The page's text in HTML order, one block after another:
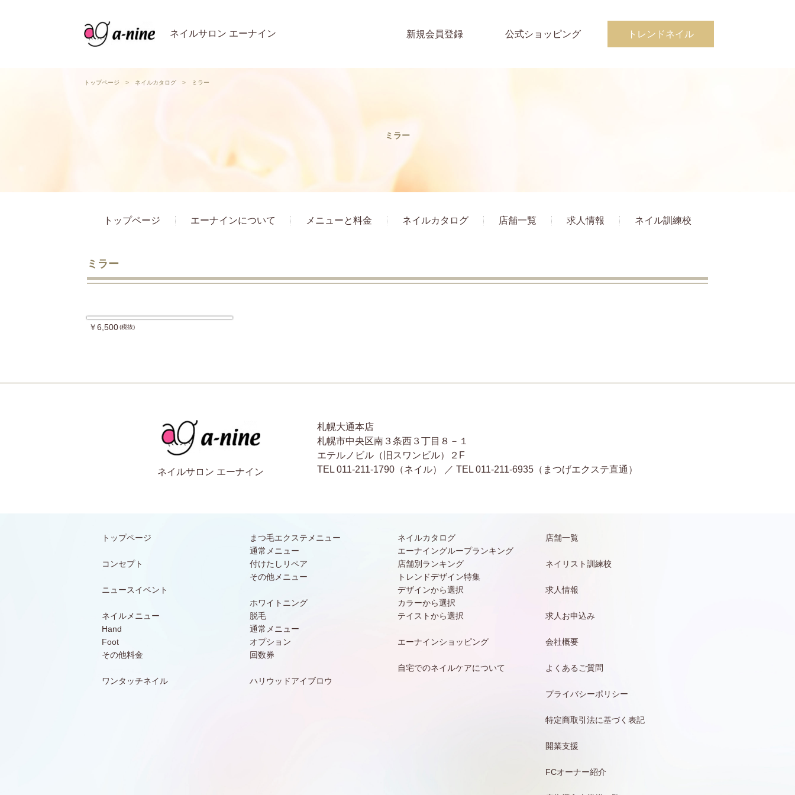
ネイルサロン エーナイン 新規会員登録 公式ショッピング トレンドネイル
トップページ > ネイルカタログ > ミラー
ミラー
トップページ エーナインについて メニューと料金 ネイルカタログ 店舗一覧 求人情報 ネイル訓練校
ミラー
￥6,500 (税抜)
ネイルサロン エーナイン
札幌大通本店
札幌市中央区南３条西３丁目８－１
エテルノビル（旧スワンビル）２F
TEL 011-211-1790（ネイル） ／ TEL 011-211-6935（まつげエクステ直通）
トップページ
コンセプト
ニュースイベント
ネイルメニュー
Hand
Foot
その他料金
ワンタッチネイル
まつ毛エクステメニュー
通常メニュー
付けたしリペア
その他メニュー
ホワイトニング
脱毛
通常メニュー
オプション
回数券
ハリウッドアイブロウ
ネイルカタログ
エーナイングループランキング
店舗別ランキング
トレンドデザイン特集
デザインから選択
カラーから選択
テイストから選択
エーナインショッピング
自宅でのネイルケアについて
店舗一覧
ネイリスト訓練校
求人情報
求人お申込み
会社概要
よくあるご質問
プライバシーポリシー
特定商取引法に基づく表記
開業支援
FCオーナー紹介